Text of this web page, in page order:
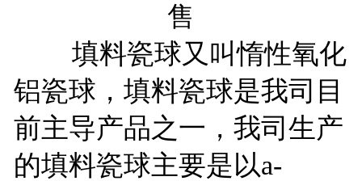
售
填料瓷球又叫惰性氧化
铝瓷球，填料瓷球是我司目
前主导产品之一，我司生产
的填料瓷球主要是以a-